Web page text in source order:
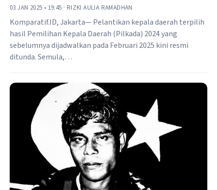
03 JAN 2025 • 19:45 · RIZKI AULIA RAMADHAN
Komparatif.ID, Jakarta— Pelantikan kepala daerah terpilih
hasil Pemilihan Kepala Daerah (Pilkada) 2024 yang
sebelumnya dijadwalkan pada Februari 2025 kini resmi
ditunda. Semula,…